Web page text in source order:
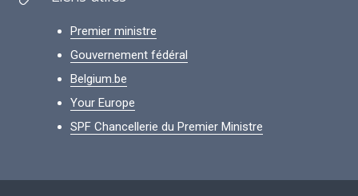
Premier ministre
Gouvernement fédéral
Belgium.be
Your Europe
SPF Chancellerie du Premier Ministre